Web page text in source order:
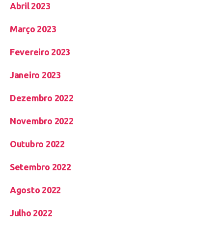
Abril 2023
Março 2023
Fevereiro 2023
Janeiro 2023
Dezembro 2022
Novembro 2022
Outubro 2022
Setembro 2022
Agosto 2022
Julho 2022